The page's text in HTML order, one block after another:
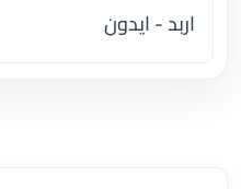
اربد - ايدون